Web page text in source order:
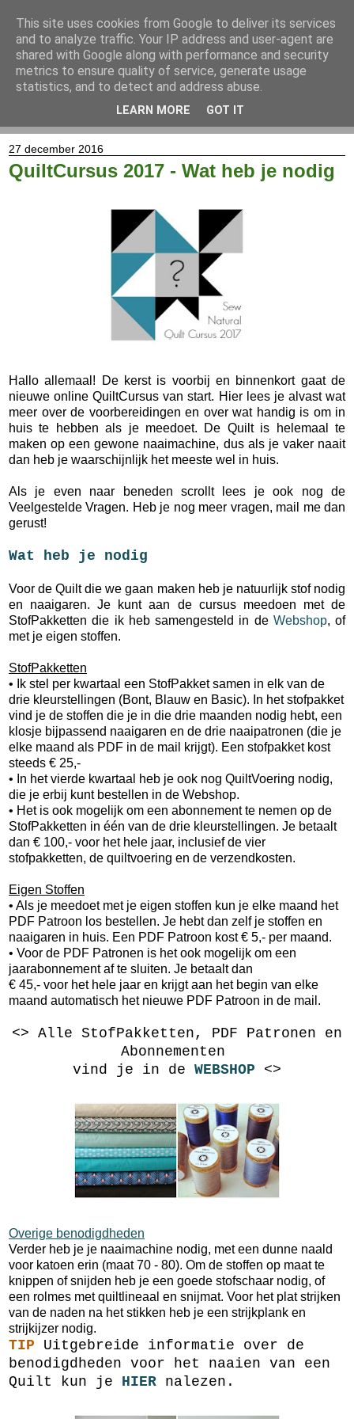
27 december 2016
QuiltCursus 2017 - Wat heb je nodig
Hallo allemaal! De kerst is voorbij en binnenkort gaat de
nieuwe online QuiltCursus van start. Hier lees je alvast wat
meer over de voorbereidingen en over wat handig is om in
huis te hebben als je meedoet. De Quilt is helemaal te
maken op een gewone naaimachine, dus als je vaker naait
dan heb je waarschijnlijk het meeste wel in huis.
Als je even naar beneden scrollt lees je ook nog de
Veelgestelde Vragen. Heb je nog meer vragen, mail me dan
gerust!
Wat heb je nodig
Voor de Quilt die we gaan maken heb je natuurlijk stof nodig
en naaigaren. Je kunt aan de cursus meedoen met de
StofPakketten die ik heb samengesteld in de Webshop, of
met je eigen stoffen.
StofPakketten
• Ik stel per kwartaal een StofPakket samen in elk van de
drie kleurstellingen (Bont, Blauw en Basic). In het stofpakket
vind je de stoffen die je in die drie maanden nodig hebt, een
klosje bijpassend naaigaren en de drie naaipatronen (die je
elke maand als PDF in de mail krijgt). Een stofpakket kost
steeds € 25,-
• In het vierde kwartaal heb je ook nog QuiltVoering nodig,
die je erbij kunt bestellen in de Webshop.
• Het is ook mogelijk om een abonnement te nemen op de
StofPakketten in één van de drie kleurstellingen. Je betaalt
dan € 100,- voor het hele jaar, inclusief de vier
stofpakketten, de quiltvoering en de verzendkosten.
Eigen Stoffen
• Als je meedoet met je eigen stoffen kun je elke maand het
PDF Patroon los bestellen. Je hebt dan zelf je stoffen en
naaigaren in huis. Een PDF Patroon kost € 5,- per maand.
• Voor de PDF Patronen is het ook mogelijk om een
jaarabonnement af te sluiten. Je betaalt dan
€ 45,- voor het hele jaar en krijgt aan het begin van elke
maand automatisch het nieuwe PDF Patroon in de mail.
<> Alle StofPakketten, PDF Patronen en
Abonnementen
vind je in de WEBSHOP <>
Overige benodigdheden
Verder heb je je naaimachine nodig, met een dunne naald
voor katoen erin (maat 70 - 80). Om de stoffen op maat te
knippen of snijden heb je een goede stofschaar nodig, of
een rolmes met quiltlineaal en snijmat. Voor het plat strijken
van de naden na het stikken heb je een strijkplank en
strijkijzer nodig.
TIP Uitgebreide informatie over de
benodigdheden voor het naaien van een
Quilt kun je HIER nalezen.
This site uses cookies from Google to deliver its services
and to analyze traffic. Your IP address and user-agent are
shared with Google along with performance and security
metrics to ensure quality of service, generate usage
statistics, and to detect and address abuse.
LEARN MORE GOT IT